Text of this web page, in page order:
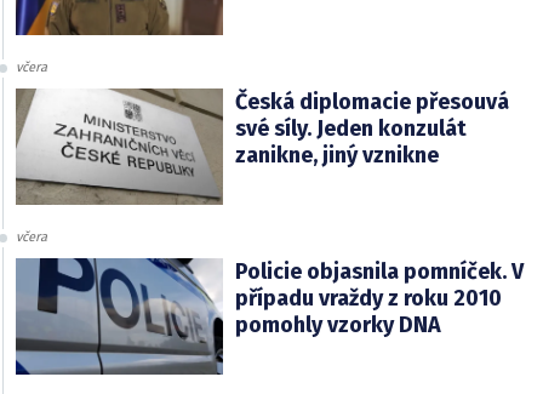
včera
Česká diplomacie přesouvá
své síly. Jeden konzulát
zanikne, jiný vznikne
včera
Policie objasnila pomníček. V
případu vraždy z roku 2010
pomohly vzorky DNA